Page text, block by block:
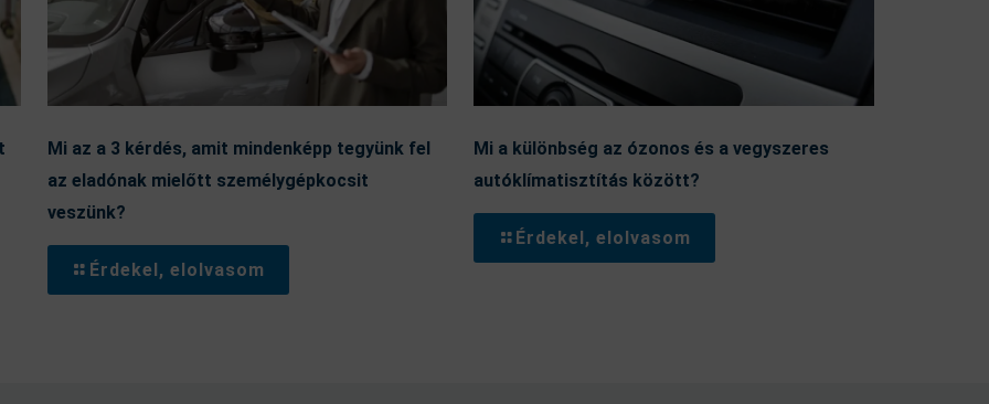
Mi az a 3 kérdés, amit mindenképp tegyünk fel
az eladónak mielőtt személygépkocsit
veszünk?
Érdekel, elolvasom
Mi a különbség az ózonos és a vegyszeres
autóklímatisztítás között?
Érdekel, elolvasom